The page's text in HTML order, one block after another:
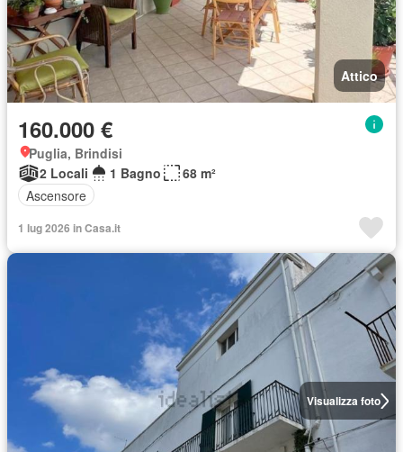
Attico
160.000 €
Puglia, Brindisi
2 Locali
1 Bagno
68 m²
Ascensore
1 lug 2026 in Casa.it
Visualizza foto